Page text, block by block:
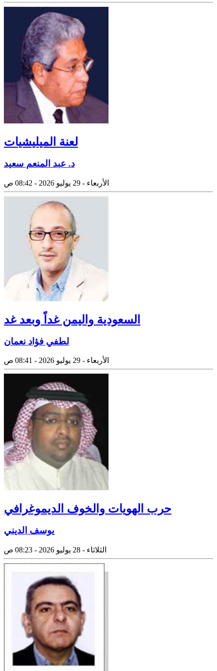
لعنة الميليشيات
د. عبد المنعم سعيد
الأربعاء - 29 يوليو 2026 - 08:42 ص
السعودية واليمن غداً وبعد غد
لطفي فؤاد نعمان
الأربعاء - 29 يوليو 2026 - 08:41 ص
حرب الهويات والخوف الديموغرافي
يوسف الديني
الثلاثاء - 28 يوليو 2026 - 08:23 ص